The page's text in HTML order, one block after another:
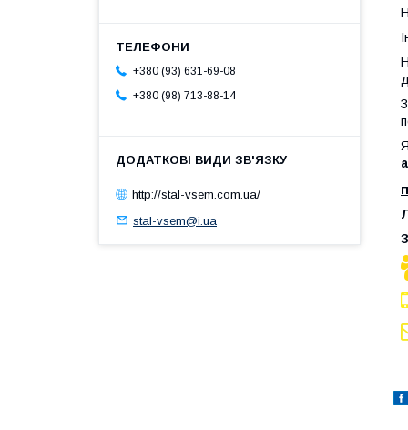
+380 (93) 631-69-08
+380 (98) 713-88-14
http://stal-vsem.com.ua/
stal-vsem@i.ua